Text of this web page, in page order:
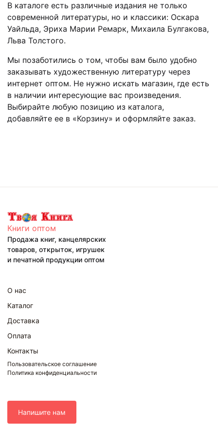
В каталоге есть различные издания не только
современной литературы, но и классики: Оскара
Уайльда, Эриха Марии Ремарк, Михаила Булгакова,
Льва Толстого.
Мы позаботились о том, чтобы вам было удобно
заказывать художественную литературу через
интернет оптом. Не нужно искать магазин, где есть
в наличии интересующие вас произведения.
Выбирайте любую позицию из каталога,
добавляйте ее в «Корзину» и оформляйте заказ.
Книги оптом
Продажа книг, канцелярских
товаров, открыток, игрушек
и печатной продукции оптом
О нас
Каталог
Доставка
Оплата
Контакты
Пользовательское соглашение
Политика конфиденциальности
Напишите нам